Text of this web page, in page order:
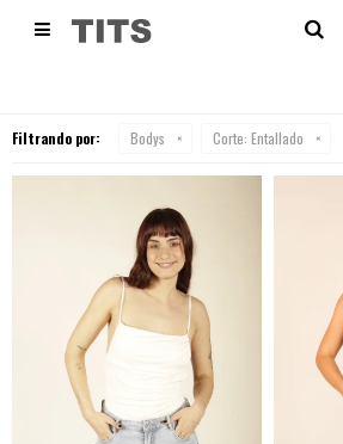
 BODYS
Filtrando por: Bodys Corte: Entallado